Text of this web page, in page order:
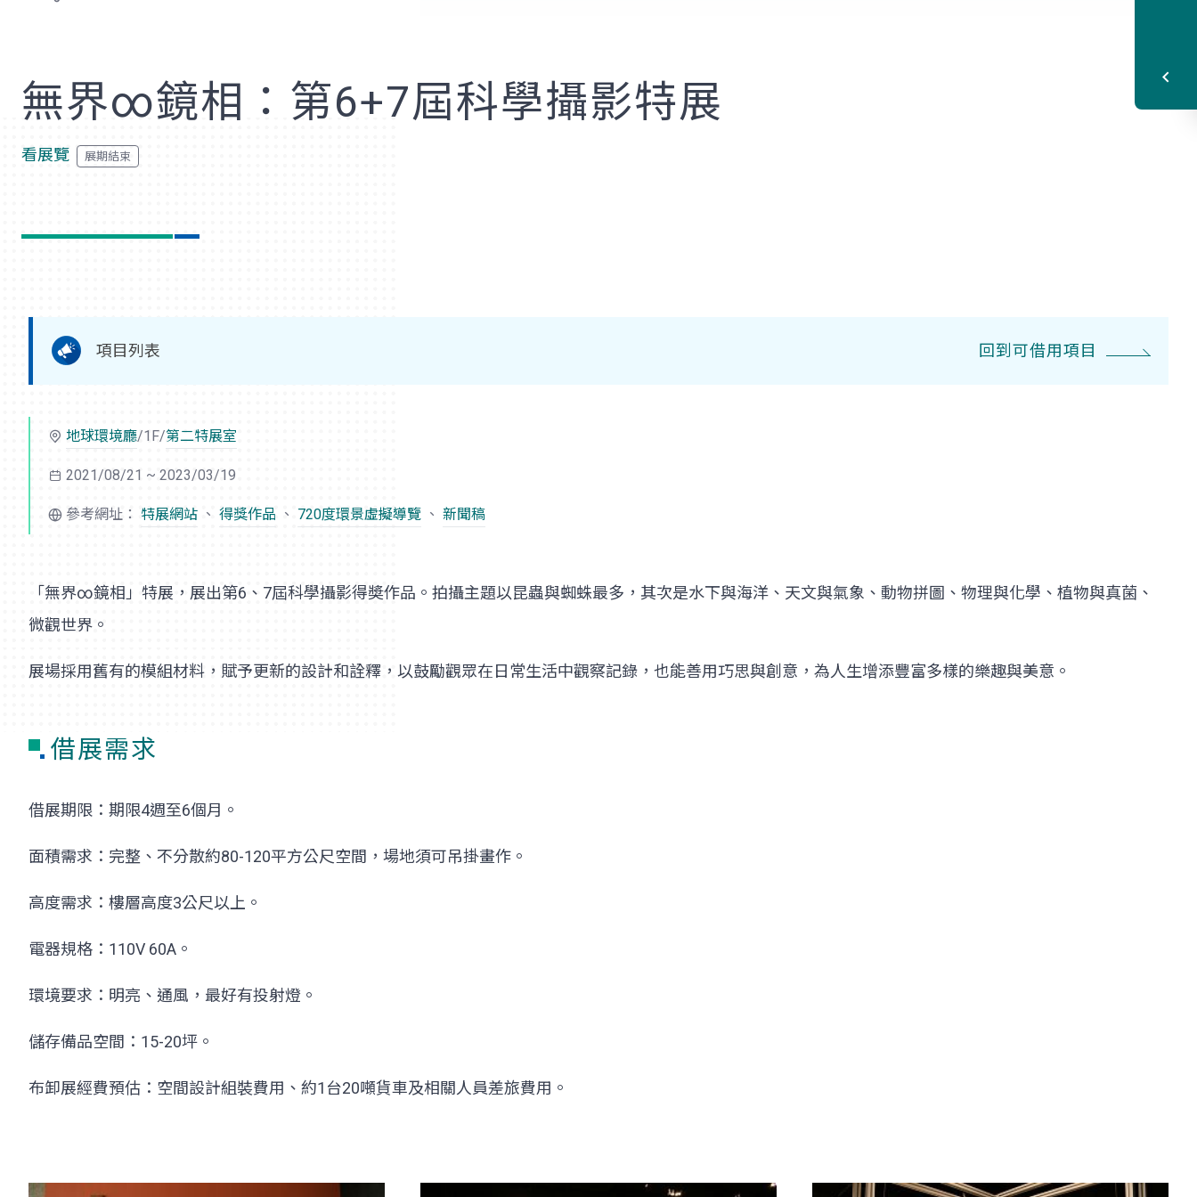
無界∞鏡相：第6+7屆科學攝影特展
看展覽
項目列表 回到可借用項目
地球環境廳/1F/第二特展室
2021/08/21 ~ 2023/03/19
參考網址： 特展網站 、 得獎作品 、 720度環景虛擬導覽 、 新聞稿
「無界∞鏡相」特展，展出第6、7屆科學攝影得奬作品。拍攝主題以昆蟲與蜘蛛最多，其次是水下與海洋、天文與氣象、動物拼圖、物理與化學、植物與真菌、
微觀世界。
展場採用舊有的模組材料，賦予更新的設計和詮釋，以鼓勵觀眾在日常生活中觀察記錄，也能善用巧思與創意，為人生增添豐富多樣的樂趣與美意。
借展需求
借展期限：期限4週至6個月。
面積需求：完整、不分散約80-120平方公尺空間，場地須可吊掛畫作。
高度需求：樓層高度3公尺以上。
電器規格：110V 60A。
環境要求：明亮、通風，最好有投射燈。
儲存備品空間：15-20坪。
布卸展經費預估：空間設計組裝費用、約1台20噸貨車及相關人員差旅費用。